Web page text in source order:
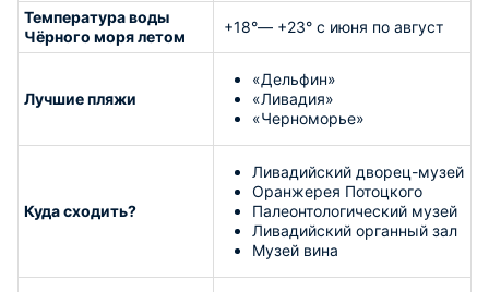
Температура воды
Чёрного моря летом
+18°— +23° с июня по август
Лучшие пляжи
«Дельфин»
«Ливадия»
«Черноморье»
Куда сходить?
Ливадийский дворец-музей
Оранжерея Потоцкого
Палеонтологический музей
Ливадийский органный зал
Музей вина